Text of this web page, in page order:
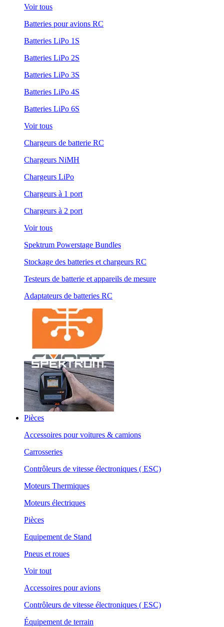
Voir tous
Batteries pour avions RC
Batteries LiPo 1S
Batteries LiPo 2S
Batteries LiPo 3S
Batteries LiPo 4S
Batteries LiPo 6S
Voir tous
Chargeurs de batterie RC
Chargeurs NiMH
Chargeurs LiPo
Chargeurs à 1 port
Chargeurs à 2 port
Voir tous
Spektrum Powerstage Bundles
Stockage des batteries et chargeurs RC
Testeurs de batterie et appareils de mesure
Adaptateurs de batteries RC
Pièces
Accessoires pour voitures & camions
Carrosseries
Contrôleurs de vitesse électroniques ( ESC)
Moteurs Thermiques
Moteurs électriques
Pièces
Equipement de Stand
Pneus et roues
Voir tout
Accessoires pour avions
Contrôleurs de vitesse électroniques ( ESC)
Équipement de terrain